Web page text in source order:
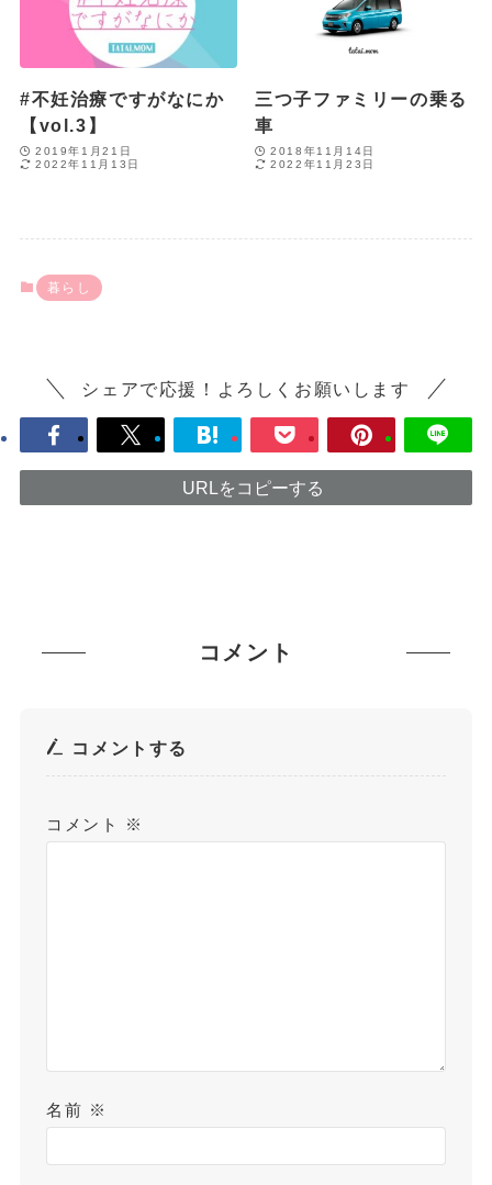
暮らし
シェアで応援！よろしくお願いします
URLをコピーする
#不妊治療ですがなにか
【vol.3】
2019年1月21日
2022年11月13日
三つ子ファミリーの乗る
車
2018年11月14日
2022年11月23日
コメント
コメントする
コメント ※
名前 ※